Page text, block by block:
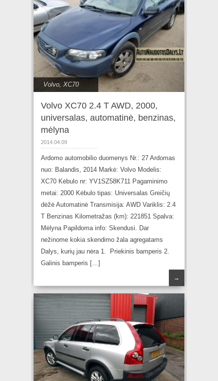
Volvo XC70
Volvo XC70 2.4 T AWD, 2000,
universalas, automatinė, benzinas,
mėlyna
2014.04.09
Ardomo automobilio duomenys Nr.: 27 Ardomas
nuo: Balandis, 2014 Markė: Volvo Modelis:
XC70 Kėbulo nr: YV1SZ58K711 Pagaminimo
metai: 2000 Kėbulo tipas: Universalas Greičių
dėžė Automatinė Transmisija: AWD Variklis: 2.4
T Benzinas Kilometražas (km): 221851 Spalva:
Mėlyna Papildoma info: Skendusi. Dar
nežinome kokia skendimo žala agregatams
Dalys, kurių jau nėra 1. Priekinis bamperis 2.
Galinis bamperis […]
→